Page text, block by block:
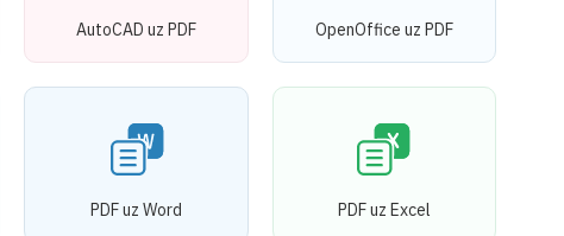
AutoCAD uz PDF OpenOffice uz PDF
PDF uz Word PDF uz Excel